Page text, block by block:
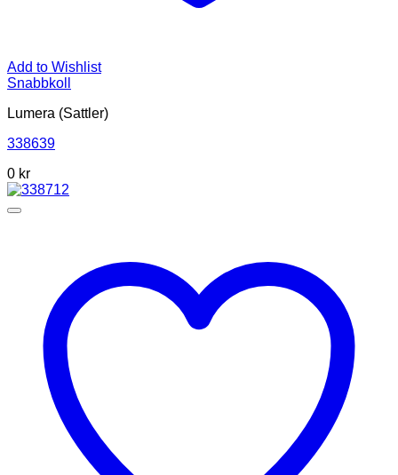
Add to Wishlist
Snabbkoll
Lumera (Sattler)
338639
0 kr